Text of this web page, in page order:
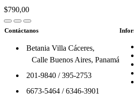
$790,00
Contáctanos
Betania Villa Cáceres,
Calle Buenos Aires, Panamá
201-9840/395-2753
6673-5464/6346-3901